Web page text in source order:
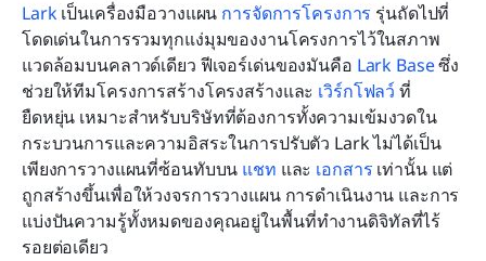
Lark เป็นเครื่องมือวางแผน การจัดการโครงการ รุ่นถัดไปที่
โดดเด่นในการรวมทุกแง่มุมของงานโครงการไว้ในสภาพ
แวดล้อมบนคลาวด์เดียว ฟีเจอร์เด่นของมันคือ Lark Base ซึ่ง
ช่วยให้ทีมโครงการสร้างโครงสร้างและ เวิร์กโฟลว์ ที่
ยืดหยุ่น เหมาะสำหรับบริษัทที่ต้องการทั้งความเข้มงวดใน
กระบวนการและความอิสระในการปรับตัว Lark ไม่ได้เป็น
เพียงการวางแผนที่ซ้อนทับบน แชท และ เอกสาร เท่านั้น แต่
ถูกสร้างขึ้นเพื่อให้วงจรการวางแผน การดำเนินงาน และการ
แบ่งปันความรู้ทั้งหมดของคุณอยู่ในพื้นที่ทำงานดิจิทัลที่ไร้
รอยต่อเดียว